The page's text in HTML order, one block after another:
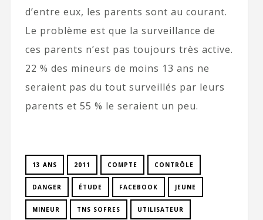
d’entre eux, les parents sont au courant.
Le problème est que la surveillance de
ces parents n’est pas toujours très active.
22 % des mineurs de moins 13 ans ne
seraient pas du tout surveillés par leurs
parents et 55 % le seraient un peu.
13 ANS 2011 COMPTE CONTRÔLE
DANGER ÉTUDE FACEBOOK JEUNE
MINEUR TNS SOFRES UTILISATEUR